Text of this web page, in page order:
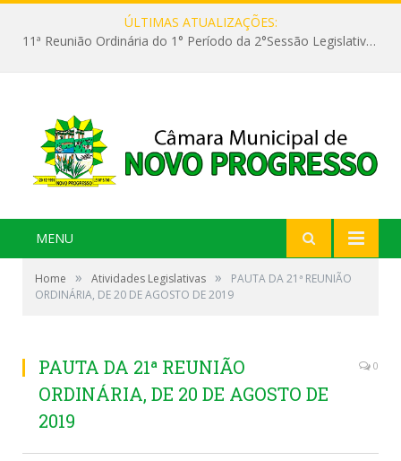
ÚLTIMAS ATUALIZAÇÕES:
11ª Reunião Ordinária do 1° Período da 2°Sessão Legislativa da 9ª Legislatura do Poder Legislativo
MENU
Home » Atividades Legislativas »
PAUTA DA 21ª REUNIÃO
ORDINÁRIA, DE 20 DE AGOSTO DE 2019
PAUTA DA 21ª REUNIÃO
ORDINÁRIA, DE 20 DE AGOSTO DE
2019
0